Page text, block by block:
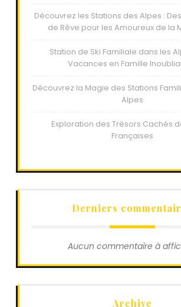
Découvrez les Stations des Alpes :
de Rêve pour les Amoureux de la
Station de Ski Familiale dans les
Vacances en Famille
Découvrez la Magie des Stations
Alpes
Exploration des Trésors Cachés
Françaises
Derniers
Aucun commentaire à
Archive